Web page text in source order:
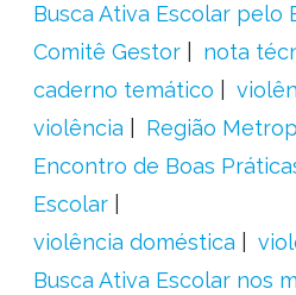
Busca Ativa Escolar pelo
Comitê Gestor
nota
caderno temático
violência
Região
Encontro de Boas
Escolar
violência doméstica
Busca Ativa Escolar nos